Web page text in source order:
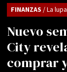
Nuevo
City
comprar
FINANZAS / La